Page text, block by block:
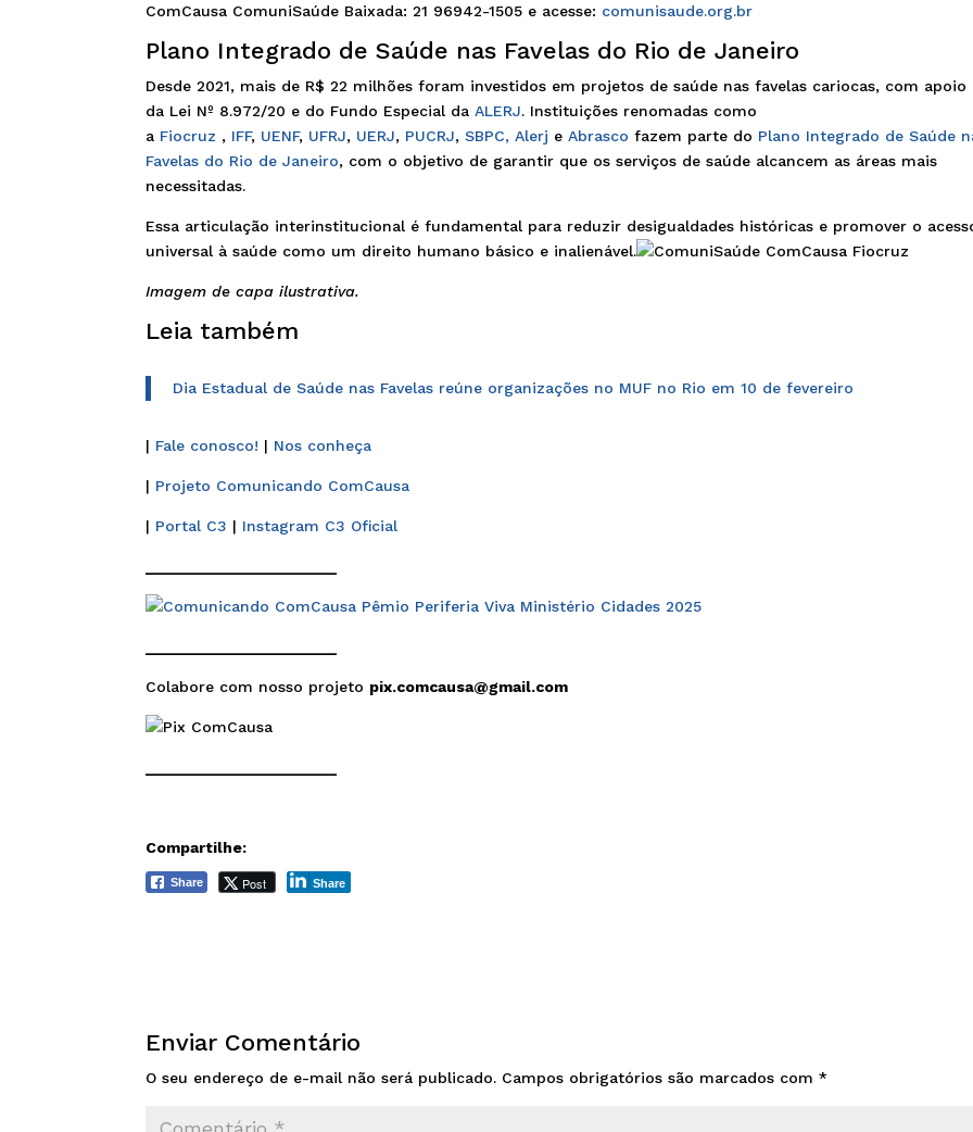
ComCausa ComuniSaúde Baixada: 21 96942-1505 e acesse: comunisaude.org.br
Plano Integrado de Saúde nas Favelas do Rio de Janeiro
Desde 2021, mais de R$ 22 milhões foram investidos em projetos de saúde nas favelas cariocas, com apoio
da Lei Nº 8.972/20 e do Fundo Especial daALERJ. Instituições renomadas como
a Fiocruz , IFF, UENF, UFRJ, UERJ, PUCRJ,SBPC,Alerj eAbrasco fazem parte do Plano Integrado de Saúde
Favelas do Rio de Janeiro, com o objetivo de garantir que os serviços de saúde alcancem as áreas mais
necessitadas.
Essa articulação interinstitucional é fundamental para reduzir desigualdades históricas e promover o
universal à saúde como um direito humano básico e inalienável.
Imagem de capa ilustrativa.
Leia também
Dia Estadual de Saúde nas Favelas reúne organizações no MUF no Rio em 10 de fevereiro
| Fale conosco! | Nos conheça
| Projeto Comunicando ComCausa
| Portal C3 | Instagram C3 Oficial
Colabore com nosso projeto pix.comcausa@gmail.com
Compartilhe:
Share Post Share
Enviar Comentário
O seu endereço de e-mail não será publicado. Campos obrigatórios são marcados com*